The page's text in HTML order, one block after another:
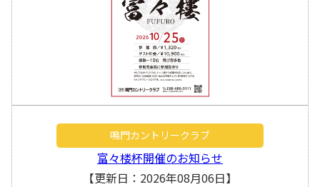
鳴門カントリークラブ
富々楼杯開催のお知らせ
【更新日：2026年08月06日】